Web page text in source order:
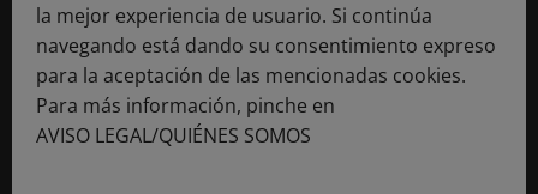
la mejor experiencia de usuario. Si continúa
navegando está dando su consentimiento expreso
para la aceptación de las mencionadas cookies.
Para más información, pinche en
AVISO LEGAL/QUIÉNES SOMOS